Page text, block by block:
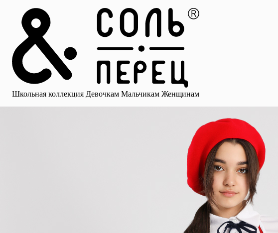
Школьная коллекция Девочкам Мальчикам Женщинам
Главная
Каталог
Избранное
Профиль
Корзина
Школьная коллекция
Мальчикам Женщинам
Брюки для мальчиков
для девочек Носки Рубашки Платья и сарафаны Юбки